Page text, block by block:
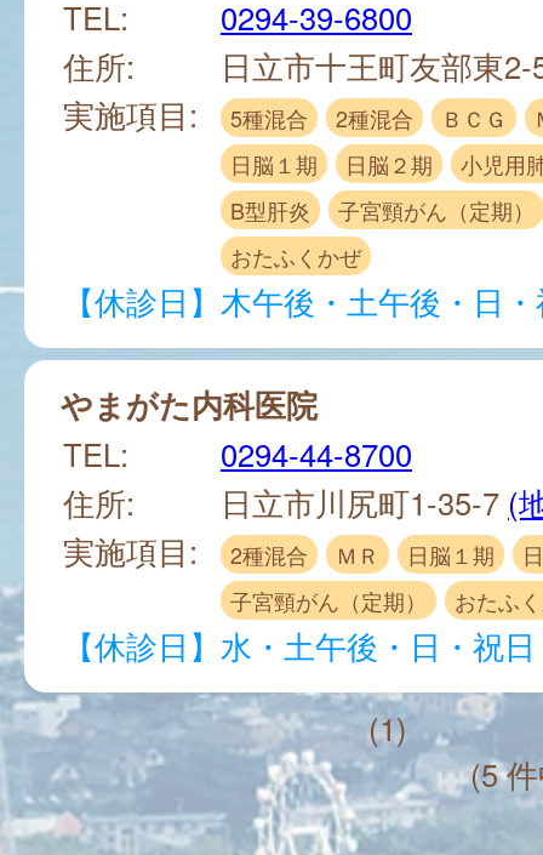
TEL:
0294-39-6800
住所:
日立市十王町友部東
実施項目:
5種混合 2種混合 ＢＣＧ
日脳１期
日脳２期
小児用
B型肝炎
子宮頸がん（定期）
おたふくかぜ
【休診日】木午後・土午後・日
やまがた内科医院
TEL:
0294-44-8700
住所:
日立市川尻町1-35-7 (
実施項目:
2種混合 ＭＲ 日脳１期
子宮頸がん（定期）
おたふ
【休診日】水・土午後・日・祝日
(1)
(5